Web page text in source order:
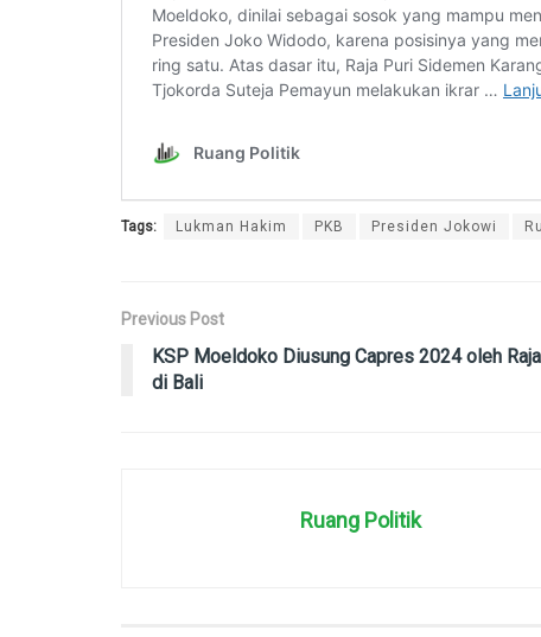
Tags: Lukman Hakim PKB Presiden Jokowi
Previous Post
KSP Moeldoko Diusung Capres 2024 oleh Raja
di Bali
Ruang Politik